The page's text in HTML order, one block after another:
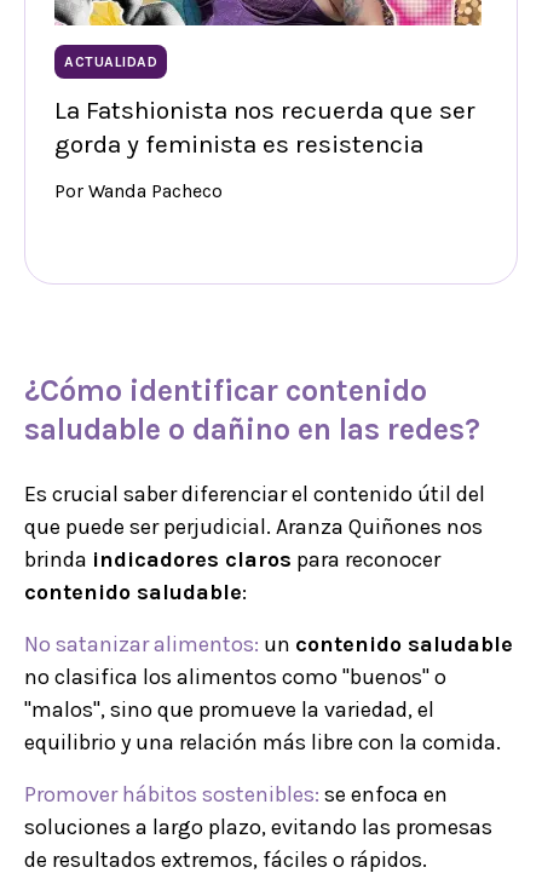
ACTUALIDAD
La Fatshionista nos recuerda que ser
gorda y feminista es resistencia
Por Wanda Pacheco
¿Cómo identificar contenido
saludable o dañino en las redes?
Es crucial saber diferenciar el contenido útil del
que puede ser perjudicial. Aranza Quiñones nos
brinda indicadores claros para reconocer
contenido saludable:
No satanizar alimentos: un contenido saludable
no clasifica los alimentos como "buenos" o
"malos", sino que promueve la variedad, el
equilibrio y una relación más libre con la comida.
Promover hábitos sostenibles: se enfoca en
soluciones a largo plazo, evitando las promesas
de resultados extremos, fáciles o rápidos.